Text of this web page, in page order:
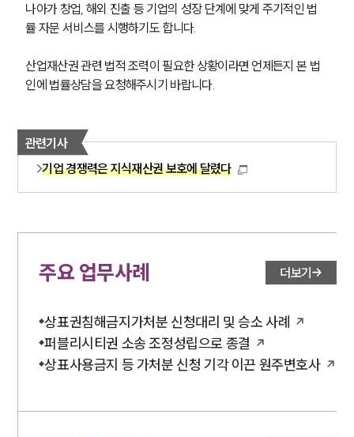
나아가 창업, 해외 진출 등 기업의 성장 단계에 맞게 주기적인 법
률 자문 서비스를 시행하기도 합니다.
산업재산권 관련 법적 조력이 필요한 상황이라면 언제든지 본 법
인에 법률상담을 요청해주시기 바랍니다.
관련기사
기업 경쟁력은 지식재산권 보호에 달렸다
주요 업무사례 더보기
상표권침해금지가처분 신청대리 및 승소 사례
퍼블리시티권 소송 조정성립으로 종결
상표사용금지 등 가처분 신청 기각 이끈 원주변호사